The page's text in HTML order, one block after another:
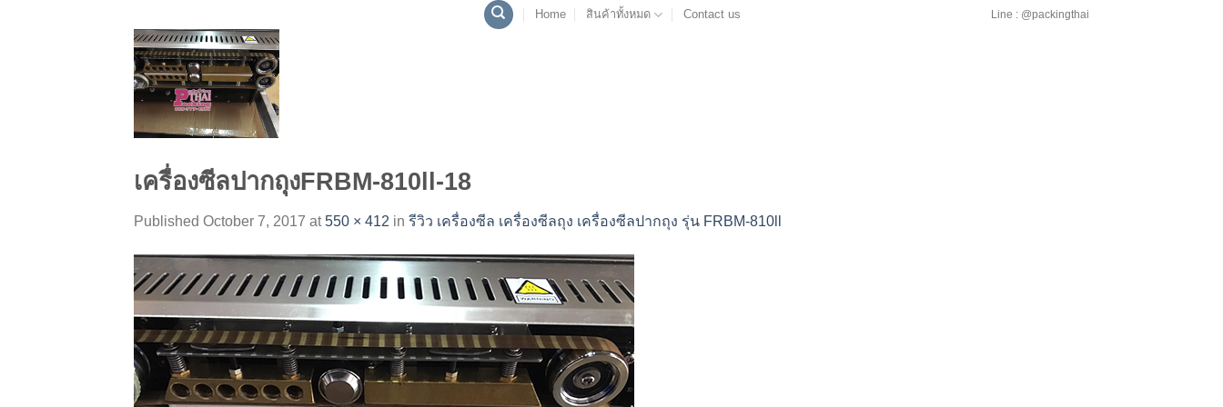
Home สินค้าทั้งหมด Contact us Line : @packingthai
เครื่องซีลปากถุงFRBM-810ll-18
Published October 7, 2017 at550 × 412 in รีวิว เครื่องซีล เครื่องซีลถุง เครื่องซีลปากถุง รุ่น FRBM-810ll